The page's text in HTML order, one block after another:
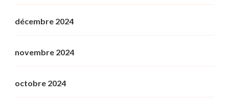
décembre 2024
novembre 2024
octobre 2024